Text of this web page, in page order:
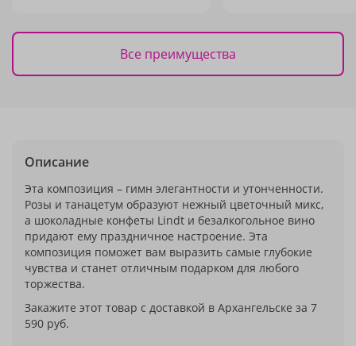
Все преимущества
Описание
Эта композиция – гимн элегантности и утонченности.
Розы и танацетум образуют нежный цветочный микс,
а шоколадные конфеты Lindt и безалкогольное вино
придают ему праздничное настроение. Эта
композиция поможет вам выразить самые глубокие
чувства и станет отличным подарком для любого
торжества.
Закажите этот товар с доставкой в Архангельске за 7
590 руб.